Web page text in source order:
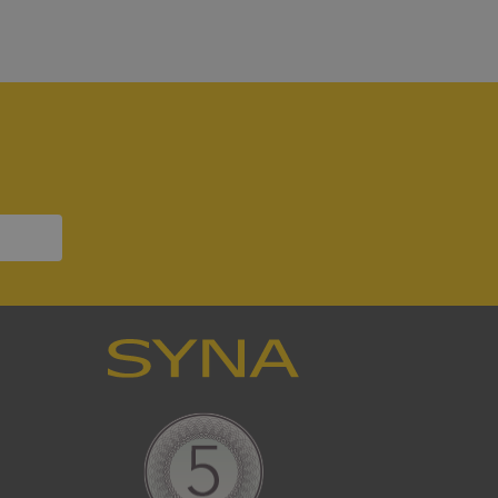
ställs av
MVC-teknik.
publicering
om besökarens
och utför
besökte